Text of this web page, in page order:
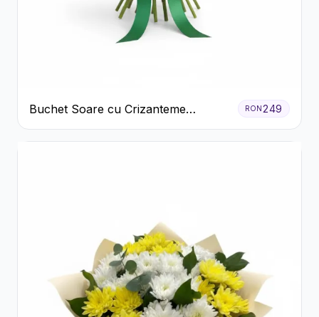
Buchet Soare cu Crizanteme
Galbene și Trandafiri Albi
RON 249